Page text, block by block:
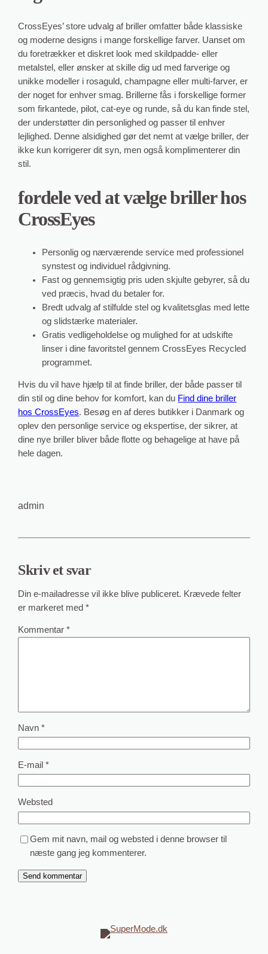
CrossEyes’ store udvalg af briller omfatter både klassiske
og moderne designs i mange forskellige farver. Uanset om
du foretrækker et diskret look med skildpadde- eller
metalstel, eller ønsker at skille dig ud med farverige og
unikke modeller i rosaguld, champagne eller multi-farver, er
der noget for enhver smag. Brillerne fås i forskellige former
som firkantede, pilot, cat-eye og runde, så du kan finde stel,
der understøtter din personlighed og passer til enhver
lejlighed. Denne alsidighed gør det nemt at vælge briller, der
ikke kun korrigerer dit syn, men også komplimenterer din
stil.
fordele ved at vælge briller hos
CrossEyes
Personlig og nærværende service med professionel
synstest og individuel rådgivning.
Fast og gennemsigtig pris uden skjulte gebyrer, så du
ved præcis, hvad du betaler for.
Bredt udvalg af stilfulde stel og kvalitetsglas med lette
og slidstærke materialer.
Gratis vedligeholdelse og mulighed for at udskifte
linser i dine favoritstel gennem CrossEyes Recycled
programmet.
Hvis du vil have hjælp til at finde briller, der både passer til
din stil og dine behov for komfort, kan du Find dine briller
hos CrossEyes. Besøg en af deres butikker i Danmark og
oplev den personlige service og ekspertise, der sikrer, at
dine nye briller bliver både flotte og behagelige at have på
hele dagen.
admin
Skriv et svar
Din e-mailadresse vil ikke blive publiceret. Krævede felter
er markeret med*
Kommentar*
Navn*
E-mail*
Websted
Gem mit navn, mail og websted i denne browser til
næste gang jeg kommenterer.